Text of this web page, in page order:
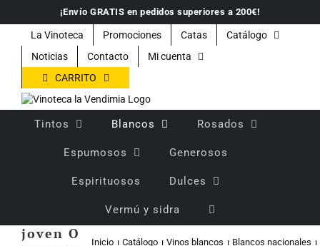
contenido
¡Envío GRATIS en pedidos superiores a 200€!
La Vinoteca Promociones Catas
Catálogo
Noticias
Contacto
Mi cuenta
CARRITO
Tintos Blancos Rosados
Espumosos Generosos
Espirituosos Dulces
Vermú y sidra
joven O
Inicio Catálogo Vinos blancos Blancos nacionales